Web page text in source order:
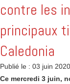
contre les
principaux
Caledonia
Publié le : 03 juin 2020
Ce mercredi 3 juin,